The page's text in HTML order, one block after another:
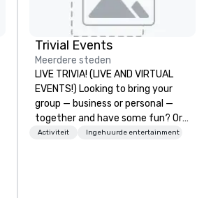
Trivial Events
Meerdere steden
LIVE TRIVIA! (LIVE AND VIRTUAL
EVENTS!) Looking to bring your
group — business or personal —
together and have some fun? Or
maybe there’s a special occasion
Activiteit Ingehuurde entertainment